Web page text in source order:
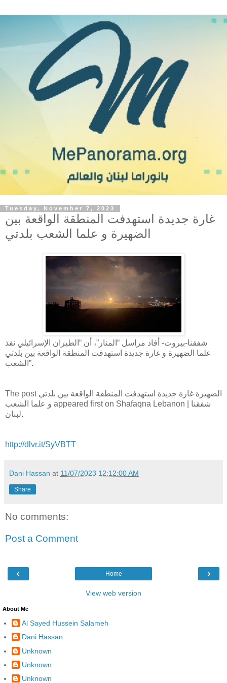
Tuesday, November 7, 2023
غارة جديدة استهدفت المنطقة الواقعة بين
بلدتي ‎الضهيرة و علما الشعب
شفقنا-بيروت- أفاد مراسل “المنار”، أن “الطيران الإسرائيلي نفذ
غارة جديدة استهدفت المنطقة الواقعة بين بلدتي ‎الضهيرة و ‎علما
الشعب”.
The post غارة جديدة استهدفت المنطقة الواقعة بين بلدتي ‎الضهيرة
و علما الشعب appeared first on Shafaqna Lebanon | شفقنا
لبنان.
http://dlvr.it/SyVBTT
Dani Hassan at 11/07/2023 12:12:00 AM
Share
No comments:
Post a Comment
‹ ›
Home
View web version
About Me
Al Sayed Hussein Salameh
Dani Hassan
Unknown
Unknown
Unknown